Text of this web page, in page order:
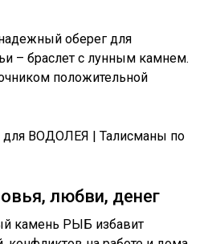
оберег для
– браслет с лунным камнем.
положительной
ВОДОЛЕЯ | Талисманы по
любви, денег
камень РЫБ избавит